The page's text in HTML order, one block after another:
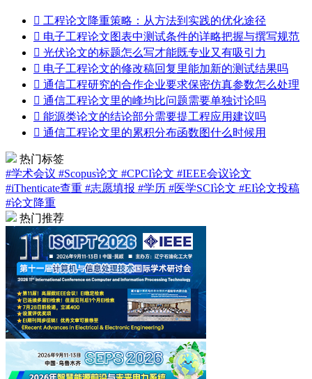
 工程论文降重策略：从方法到实践的优化途径
 电子工程论文图表中测试条件的详略把握与撰写规范
 光伏论文的标题怎么写才能既专业又有吸引力
 电子工程论文的修改稿回复里能加新的测试结果吗
 通信工程研究的合作企业要求保密仿真参数怎么处理
 通信工程论文里的峰均比问题需要单独讨论吗
 能源类论文的结论部分需要提工程应用建议吗
 通信工程论文里的累积分布函数图什么时候用
热门标签
#学术会议 #Scopus论文 #CPCI论文 #IEEE会议论文
#iThenticate查重 #志愿填报 #学历 #医学SCI论文 #EI论文投稿
#论文降重
热门推荐